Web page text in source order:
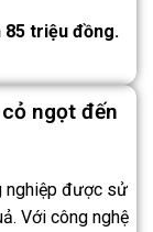
85 triệu đồng.
ngọt đến
nghiệp được sử
Với công nghệ